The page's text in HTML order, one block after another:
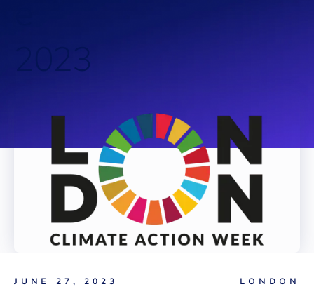
023
JUNE 27, 2023 LONDON